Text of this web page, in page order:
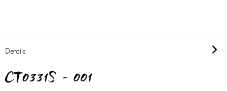
Details
CT0331S - 001